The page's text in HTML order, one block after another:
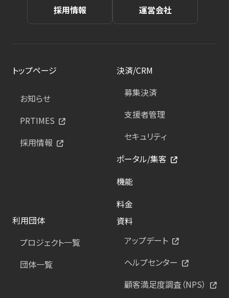
採用情報 運営会社
トップページ
お知らせ
PRTIMES
採用情報
決済/CRM
募集決済
支援者管理
セキュリティ
ポータル/集客
機能
料金
利用団体
プロジェクト一覧
団体一覧
資料
アップデート
ヘルプセンター
顧客満足度調査（NPS）